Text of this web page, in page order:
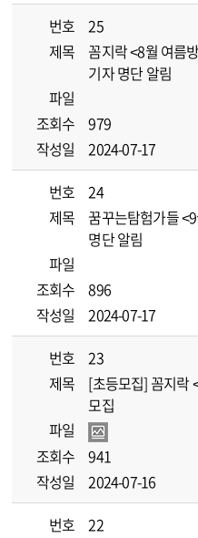
번호
25
제목
꼼지락 <8월 여름방학
기자 명단 알림
파일
조회수
979
작성일
2024-07-17
번호
24
제목
꿈꾸는탐험가들 <9월 초등
명단 알림
파일
조회수
896
작성일
2024-07-17
번호
23
제목
[초등모집] 꼼지락
모집
파일
조회수
941
작성일
2024-07-16
번호
22